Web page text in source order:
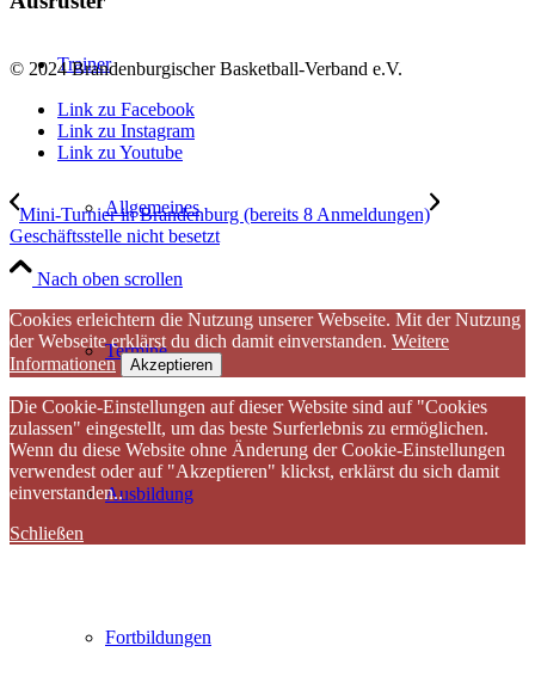
Trainer
Allgemeines
Termine
Ausbildung
Fortbildungen
© 2024 Brandenburgischer Basketball-Verband e.V.
Link zu Facebook
Link zu Instagram
Link zu Youtube
Mini-Turnier in Brandenburg (bereits 8 Anmeldungen)
Geschäftsstelle nicht besetzt
Nach oben scrollen
Cookies erleichtern die Nutzung unserer Webseite. Mit der Nutzung
der Webseite erklärst du dich damit einverstanden. Weitere
Informationen
Akzeptieren
Die Cookie-Einstellungen auf dieser Website sind auf "Cookies
zulassen" eingestellt, um das beste Surferlebnis zu ermöglichen.
Wenn du diese Website ohne Änderung der Cookie-Einstellungen
verwendest oder auf "Akzeptieren" klickst, erklärst du sich damit
einverstanden..
Schließen